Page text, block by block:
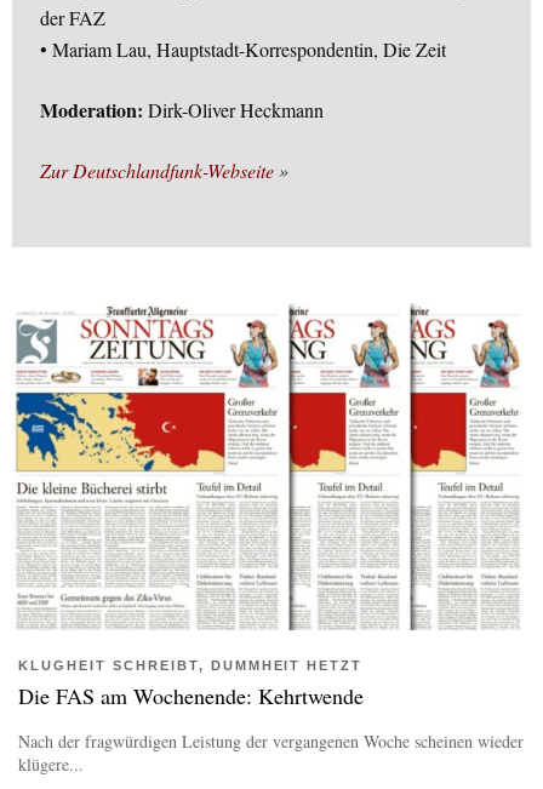
der FAZ
• Mariam Lau, Hauptstadt-Korrespondentin, Die Zeit
Moderation: Dirk-Oliver Heckmann
Zur Deutschlandfunk-Webseite
KLUGHEIT SCHREIBT, DUMMHEIT HETZT
Die FAS am Wochenende: Kehrtwende
Nach der fragwürdigen Leistung der vergangenen Woche scheinen wieder
klügere...